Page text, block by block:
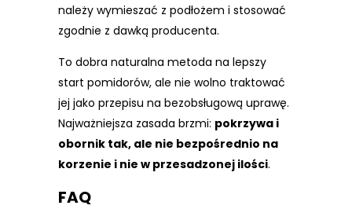
należy wymieszać z podłożem i stosować
zgodnie z dawką producenta.
To dobra naturalna metoda na lepszy
start pomidorów, ale nie wolno traktować
jej jako przepisu na bezobsługową uprawę.
Najważniejsza zasada brzmi: pokrzywa i
obornik tak, ale nie bezpośrednio na
korzenie i nie w przesadzonej ilości.
FAQ